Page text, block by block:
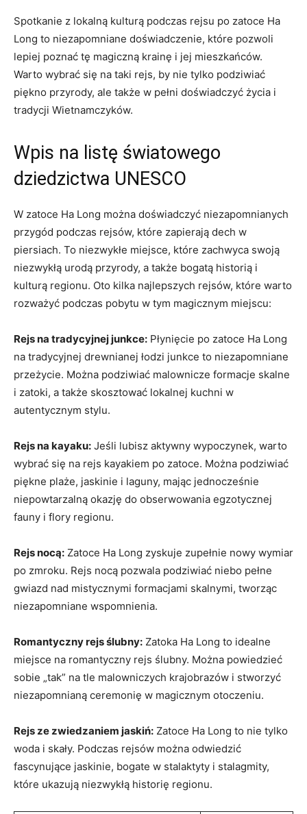
Spotkanie z lokalną kulturą podczas rejsu po zatoce Ha
Long to​ niezapomniane doświadczenie, które pozwoli
lepiej poznać tę magiczną krainę⁤ i jej mieszkańców.
Warto wybrać‍ się ⁢na taki rejs, by ‍nie tylko⁣ podziwiać
piękno przyrody, ale także w pełni doświadczyć życia ⁤i
tradycji Wietnamczyków.
Wpis na ⁤listę światowego‌
dziedzictwa UNESCO
W zatoce⁣ Ha Long można doświadczyć niezapomnianych
przygód podczas rejsów,‍ które zapierają dech w
piersiach. To niezwykłe​ miejsce, ​które zachwyca ‍swoją
niezwykłą urodą ​przyrody, a także bogatą ‌historią i
kulturą​ regionu.⁢ Oto kilka najlepszych ⁣rejsów,​ które warto
rozważyć podczas pobytu w⁢ tym magicznym miejscu:
Rejs na tradycyjnej‍ junkce: Płynięcie po⁣ zatoce Ha Long
na ‍tradycyjnej drewnianej łodzi junkce to niezapomniane⁣
przeżycie. Można podziwiać malownicze formacje skalne
i zatoki,⁢ a także skosztować lokalnej ⁣kuchni w
autentycznym stylu.
Rejs na kayaku: Jeśli lubisz aktywny wypoczynek, ⁣warto
wybrać się na rejs kayakiem‌ po ⁣zatoce. Można podziwiać
piękne plaże, jaskinie i laguny, mając jednocześnie ​
niepowtarzalną okazję do obserwowania egzotycznej
fauny i flory regionu.
Rejs nocą: Zatoce Ha Long zyskuje zupełnie nowy wymiar
po zmroku. Rejs ‌nocą pozwala podziwiać niebo pełne
gwiazd ⁤nad mistycznymi formacjami skalnymi, tworząc
niezapomniane wspomnienia.
Romantyczny rejs ślubny: Zatoka Ha Long to idealne
miejsce na‌ romantyczny rejs ślubny. Można powiedzieć‍
sobie „tak” na tle malowniczych krajobrazów ‍i stworzyć
‌niezapomnianą ceremonię w ⁣magicznym otoczeniu.
Rejs ze zwiedzaniem jaskiń: Zatoce Ha Long to nie tylko
woda i skały. Podczas rejsów można odwiedzić
fascynujące​ jaskinie, bogate w stalaktyty⁤ i stalagmity,
które ukazują niezwykłą historię regionu.